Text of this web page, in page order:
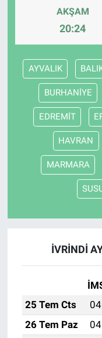
AKŞAM
20:24
AYVALIK
BURHANİYE
EDREMİT
HAVRAN
MARMARA
İVRİNDİ
25 Tem Cts
26 Tem Paz